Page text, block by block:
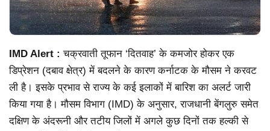
IMD Alert :चक्रवाती तूफान ‘दितवाह’ के कमजोर होकर एक
डिप्रेशन (दबाव क्षेत्र) में बदलने के कारण कर्नाटक के मौसम ने करवट
ली है। इसके प्रभाव से राज्य के कई इलाकों में बारिश का अलर्ट जारी
किया गया है। मौसम विभाग (IMD) के अनुसार, राजधानी बेंगलुरु समेत
दक्षिण के अंदरूनी और तटीय जिलों में अगले कुछ दिनों तक हल्की से